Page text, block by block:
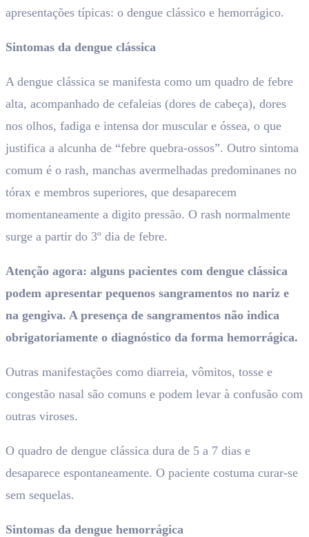
apresentações típicas: o dengue clássico e hemorrágico.
Sintomas da dengue clássica
A dengue clássica se manifesta como um quadro de febre
alta, acompanhado de cefaleias (dores de cabeça), dores
nos olhos, fadiga e intensa dor muscular e óssea, o que
justifica a alcunha de “febre quebra-ossos”. Outro sintoma
comum é o rash, manchas avermelhadas predominanes no
tórax e membros superiores, que desaparecem
momentaneamente a digito pressão. O rash normalmente
surge a partir do 3º dia de febre.
Atenção agora: alguns pacientes com dengue clássica
podem apresentar pequenos sangramentos no nariz e
na gengiva. A presença de sangramentos não indica
obrigatoriamente o diagnóstico da forma hemorrágica.
Outras manifestações como diarreia, vômitos, tosse e
congestão nasal são comuns e podem levar à confusão com
outras viroses.
O quadro de dengue clássica dura de 5 a 7 dias e
desaparece espontaneamente. O paciente costuma curar-se
sem sequelas.
Sintomas da dengue hemorrágica